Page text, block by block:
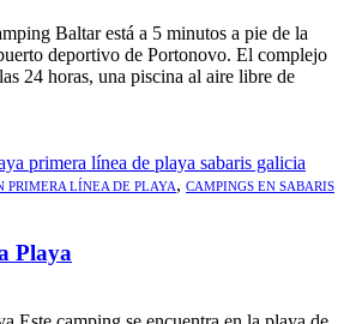
Baltar está a 5 minutos a pie de la
deportivo de Portonovo. El complejo
24 horas, una piscina al aire libre de
PRIMERA LÍNEA DE PLAYA, CAMPINGS EN SABARIS
Playa